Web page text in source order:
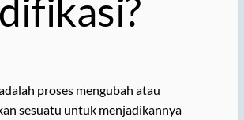
proses mengubah atau
sesuatu untuk menjadikannya